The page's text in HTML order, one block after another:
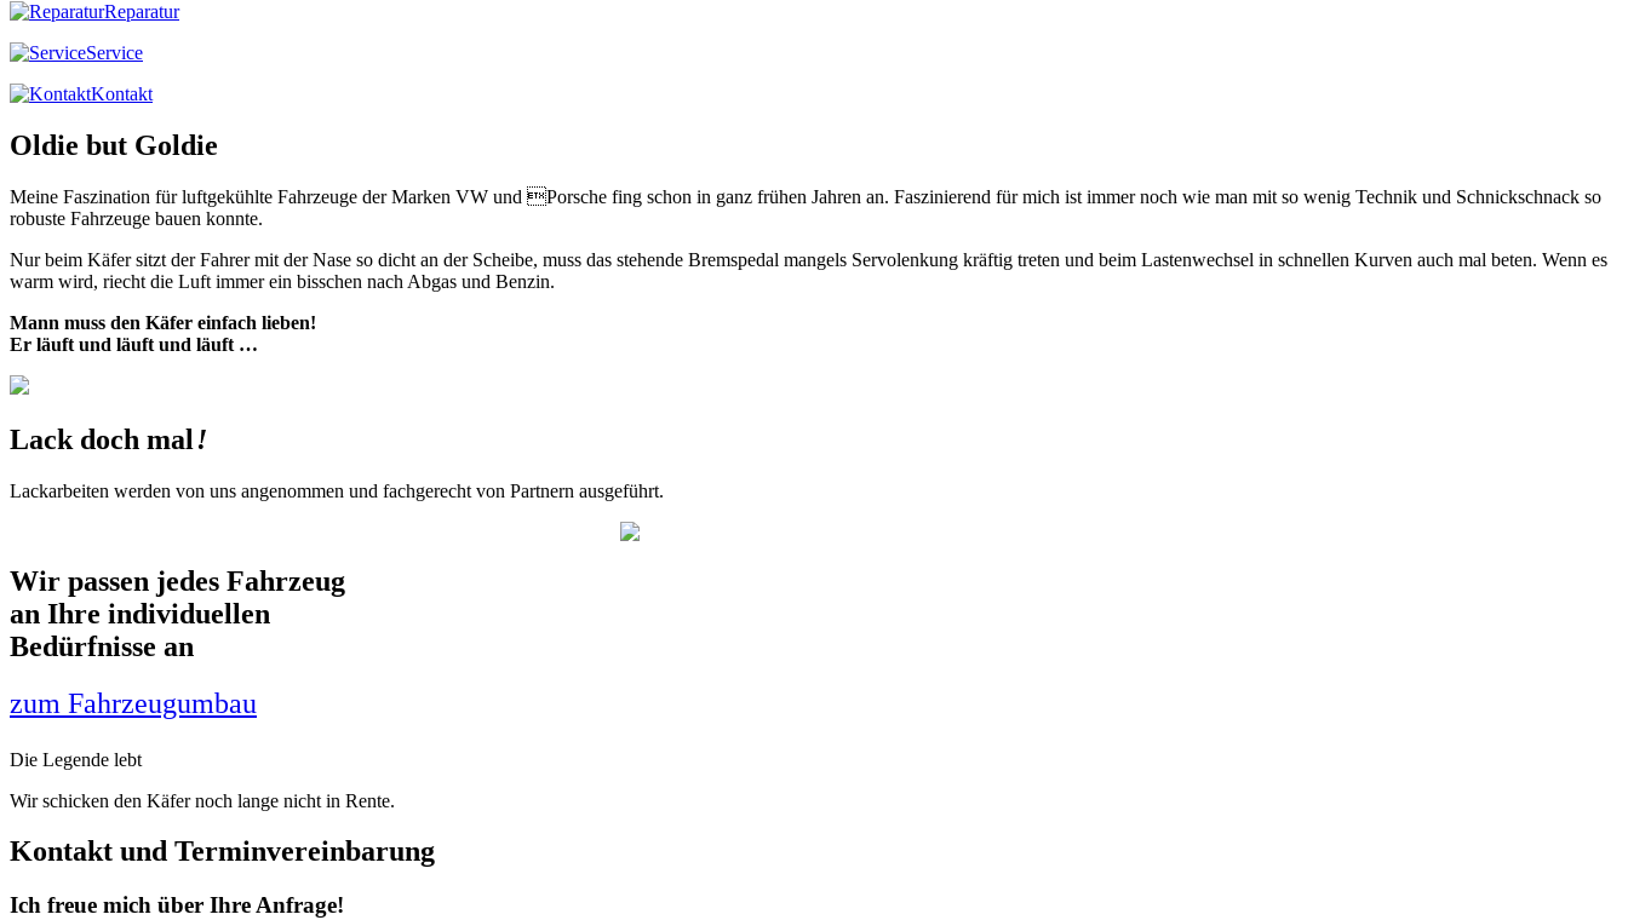
Reparatur
Service
Kontakt
Oldie but Goldie
Meine Faszination für luftgekühlte Fahrzeuge der Marken VW und Porsche fing schon in ganz frühen Jahren an. Faszinierend für mich ist immer noch wie man mit so wenig Technik und Schnickschnack so
robuste Fahrzeuge bauen konnte.
Nur beim Käfer sitzt der Fahrer mit der Nase so dicht an der Scheibe, muss das stehende Bremspedal mangels Servolenkung kräftig treten und beim Lastenwechsel in schnellen Kurven auch mal beten. Wenn es
warm wird, riecht die Luft immer ein bisschen nach Abgas und Benzin.
Mann muss den Käfer einfach lieben!
Er läuft und läuft und läuft …
Lack doch mal !
Lackarbeiten werden von uns angenommen und fachgerecht von Partnern ausgeführt.
Wir passen jedes Fahrzeug
an Ihre individuellen
Bedürfnisse an
zum Fahrzeugumbau
Die Legende lebt
Wir schicken den Käfer noch lange nicht in Rente.
Kontakt und Termin­vereinbarung
Ich freue mich über Ihre Anfrage!